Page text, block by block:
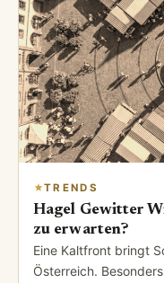
TRENDS
Hagel Gewitter
zu erwarten?
Eine Kaltfront bringt
Österreich.